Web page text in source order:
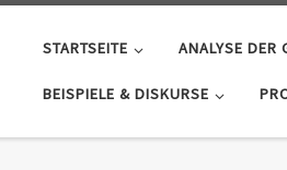
STARTSEITE ANALYSE DER
BEISPIELE & DISKURSE